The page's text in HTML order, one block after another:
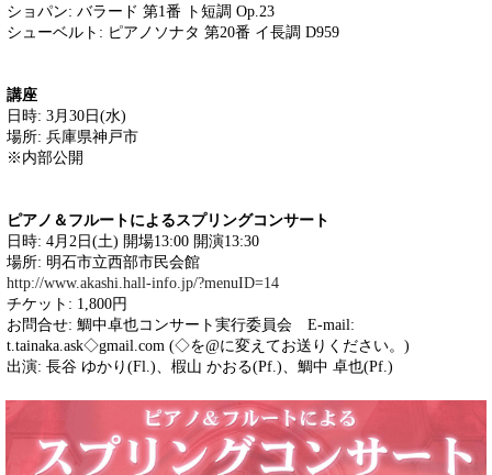
ショパン: バラード 第1番 ト短調 Op.23
シューベルト: ピアノソナタ 第20番 イ長調 D959
講座
日時: 3月30日(水)
場所: 兵庫県神戸市
※内部公開
ピアノ＆フルートによるスプリングコンサート
日時: 4月2日(土) 開場13:00 開演13:30
場所: 明石市立西部市民会館
http://www.akashi.hall-info.jp/?menuID=14
チケット: 1,800円
お問合せ: 鯛中卓也コンサート実行委員会 E-mail:
t.tainaka.ask◇gmail.com (◇を@に変えてお送りください。)
出演: 長谷 ゆかり(Fl.)、椵山 かおる(Pf.)、鯛中 卓也(Pf.)